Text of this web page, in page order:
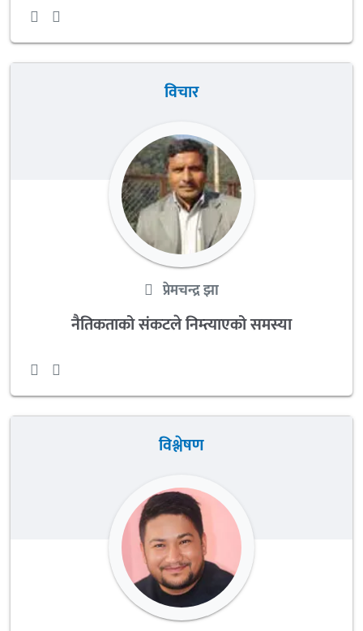
विचार
प्रेमचन्द्र झा
नैतिकताको संकटले निम्त्याएको समस्या
विश्लेषण